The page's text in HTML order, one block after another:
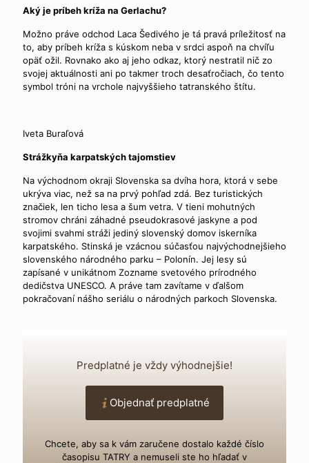
Aký je príbeh kríža na Gerlachu?
Možno práve odchod Laca Šedivého je tá pravá príležitosť na
to, aby príbeh kríža s kúskom neba v srdci aspoň na chvíľu
opäť ožil. Rovnako ako aj jeho odkaz, ktorý nestratil nič zo
svojej aktuálnosti ani po takmer troch desaťročiach, čo tento
symbol tróni na vrchole najvyššieho tatranského štítu.
Iveta Buraľová
Strážkyňa karpatských tajomstiev
Na východnom okraji Slovenska sa dvíha hora, ktorá v sebe
ukrýva viac, než sa na prvý pohľad zdá. Bez turistických
značiek, len ticho lesa a šum vetra. V tieni mohutných
stromov chráni záhadné pseudokrasové jaskyne a pod
svojimi svahmi stráži jediný slovenský domov iskerníka
karpatského. Stinská je vzácnou súčasťou najvýchodnejšieho
slovenského národného parku – Polonín. Jej lesy sú
zapísané v unikátnom Zozname svetového prírodného
dedičstva UNESCO. A práve tam zavítame v ďalšom
pokračovaní nášho seriálu o národných parkoch Slovenska.
Predplatné je vždy výhodnejšie!
Objednať predplatné
Chcete, aby sa k vám zaručene dostalo každé číslo
časopisu TATRY a nemuseli ste ho hľadať v